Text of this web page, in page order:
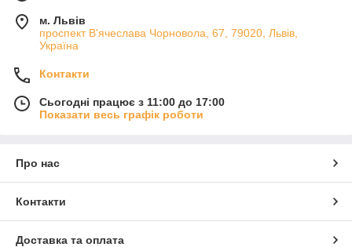
м. Львів
проспект В'ячеслава Чорновола, 67, 79020, Львів,
Україна
Контакти
Сьогодні працює з 11:00 до 17:00
Показати весь графік роботи
Про нас
Контакти
Доставка та оплата